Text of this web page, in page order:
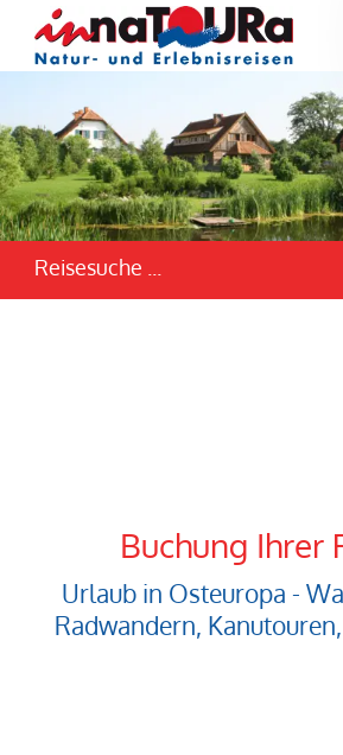
Reisesuche ...
Buchung Ihrer
Urlaub in Osteuropa -
Radwandern,